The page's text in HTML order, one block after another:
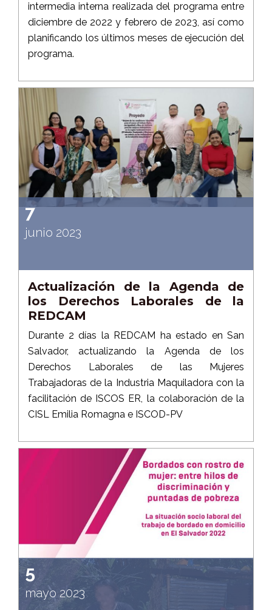
intermedia interna realizada del programa entre
diciembre de 2022 y febrero de 2023, así como
planificando los últimos meses de ejecución del
programa.
7
junio 2023
Actualización de la Agenda de
los Derechos Laborales de la
REDCAM
Durante 2 días la REDCAM ha estado en San
Salvador, actualizando la Agenda de los
Derechos Laborales de las Mujeres
Trabajadoras de la Industria Maquiladora con la
facilitación de ISCOS ER, la colaboración de la
CISL Emilia Romagna e ISCOD-PV
5
mayo 2023